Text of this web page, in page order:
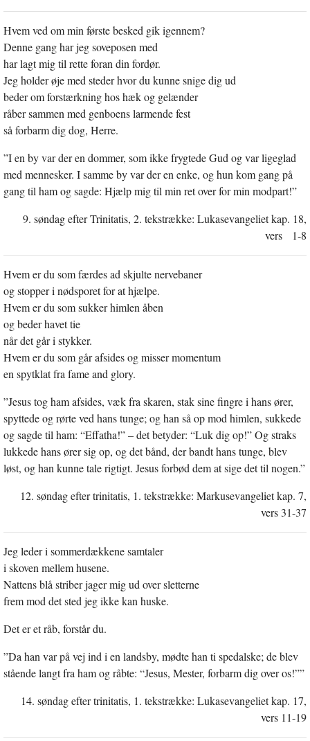
Hvem ved om min første besked gik igennem?
Denne gang har jeg soveposen med
har lagt mig til rette foran din fordør.
Jeg holder øje med steder hvor du kunne snige dig ud
beder om forstærkning hos hæk og gelænder
råber sammen med genboens larmende fest
så forbarm dig dog, Herre.
”I en by var der en dommer, som ikke frygtede Gud og var ligeglad
med mennesker. I samme by var der en enke, og hun kom gang på
gang til ham og sagde: Hjælp mig til min ret over for min modpart!”
9. søndag efter Trinitatis, 2. tekstrække: Lukasevangeliet kap. 18,
vers 1-8
Hvem er du som færdes ad skjulte nervebaner
og stopper i nødsporet for at hjælpe.
Hvem er du som sukker himlen åben
og beder havet tie
når det går i stykker.
Hvem er du som går afsides og misser momentum
en spytklat fra fame and glory.
”Jesus tog ham afsides, væk fra skaren, stak sine fingre i hans ører,
spyttede og rørte ved hans tunge; og han så op mod himlen, sukkede
og sagde til ham: “Effatha!” – det betyder: “Luk dig op!” Og straks
lukkede hans ører sig op, og det bånd, der bandt hans tunge, blev
løst, og han kunne tale rigtigt. Jesus forbød dem at sige det til nogen.”
12. søndag efter trinitatis, 1. tekstrække: Markusevangeliet kap. 7,
vers 31-37
Jeg leder i sommerdækkene samtaler
i skoven mellem husene.
Nattens blå striber jager mig ud over sletterne
frem mod det sted jeg ikke kan huske.
Det er et råb, forstår du.
”Da han var på vej ind i en landsby, mødte han ti spedalske; de blev
stående langt fra ham og råbte: “Jesus, Mester, forbarm dig over os!””
14. søndag efter trinitatis, 1. tekstrække: Lukasevangeliet kap. 17,
vers 11-19